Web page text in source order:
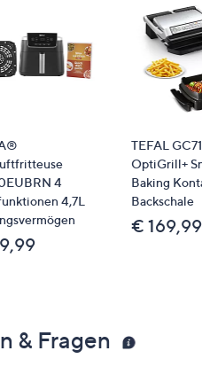
4
4,7L
TEFAL
OptiGrill+
Baking
Backschale
€ 169,99
& Fragen